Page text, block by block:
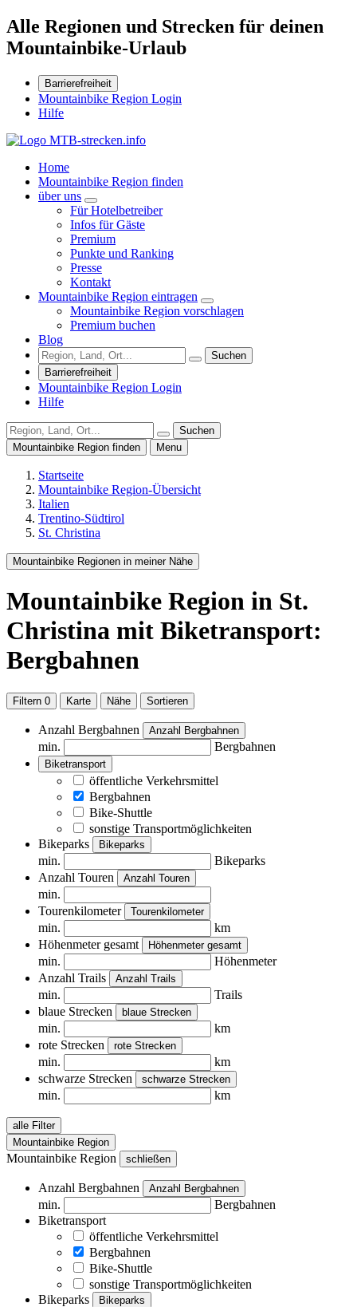
Alle Regionen und Strecken für deinen
Mountainbike-Urlaub
Barrierefreiheit
Mountainbike Region Login
Hilfe
Home
Mountainbike Region finden
über uns
Für Hotelbetreiber
Infos für Gäste
Premium
Punkte und Ranking
Presse
Kontakt
Mountainbike Region eintragen
Mountainbike Region vorschlagen
Premium buchen
Blog
Suchen
Barrierefreiheit
Mountainbike Region Login
Hilfe
Suchen
Mountainbike Region finden
Menu
Startseite
Mountainbike Region-Übersicht
Italien
Trentino-Südtirol
St. Christina
Mountainbike Regionen in meiner Nähe
Mountainbike Region in St.
Christina mit Biketransport:
Bergbahnen
Filtern 0 Karte Nähe Sortieren
Anzahl Bergbahnen Anzahl Bergbahnen
min. Bergbahnen
Biketransport
öffentliche Verkehrsmittel
Bergbahnen
Bike-Shuttle
sonstige Transportmöglichkeiten
Bikeparks
Bikeparks
min.
Bikeparks
Anzahl Touren
Anzahl Touren
min.
Tourenkilometer
Tourenkilometer
min.
km
Höhenmeter gesamt
Höhenmeter gesamt
min.
Höhenmeter
Anzahl Trails
Anzahl Trails
min.
Trails
blaue Strecken
blaue Strecken
min.
km
rote Strecken
rote Strecken
min.
km
schwarze Strecken
schwarze Strecken
min. km
alle Filter
Mountainbike Region
Mountainbike Region schließen
Anzahl Bergbahnen Anzahl Bergbahnen
min.
Bergbahnen
Biketransport
öffentliche Verkehrsmittel
Bergbahnen
Bike-Shuttle
sonstige Transportmöglichkeiten
Bikeparks
Bikeparks